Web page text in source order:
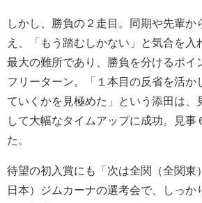
しかし、勝負の２走目。同期や先輩か
え、「もう踏むしかない」と気合を入
最大の難所であり、勝負を分けるポイ
フリーターン。「１本目の反省を活か
ていくかを見極めた」という添田は、
して大幅なタイムアップに成功。見事
た。
待望の初入賞にも「次は全関（全関東
日本）ジムカーナの選考会で、しっか